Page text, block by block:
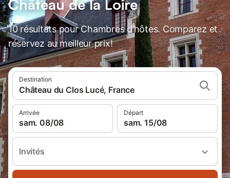
Château de la Loire
10 résultats pour Chambres d’hôtes. Comparez et
réservez au meilleur prix!
Destination
Château du Clos Lucé, France
Arrivée
sam. 08/08
Départ
sam. 15/08
Invités